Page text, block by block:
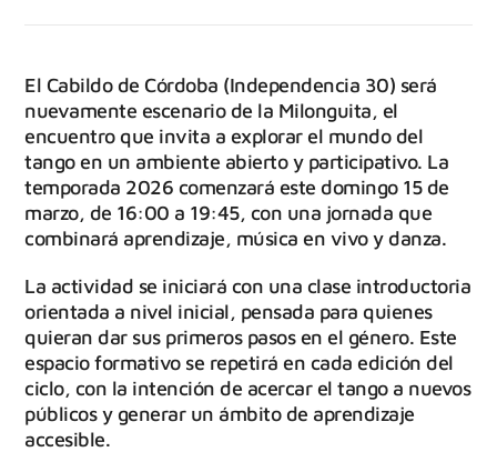
El Cabildo de Córdoba (Independencia 30) será
nuevamente escenario de la Milonguita, el
encuentro que invita a explorar el mundo del
tango en un ambiente abierto y participativo. La
temporada 2026 comenzará este domingo 15 de
marzo, de 16:00 a 19:45, con una jornada que
combinará aprendizaje, música en vivo y danza.
La actividad se iniciará con una clase introductoria
orientada a nivel inicial, pensada para quienes
quieran dar sus primeros pasos en el género. Este
espacio formativo se repetirá en cada edición del
ciclo, con la intención de acercar el tango a nuevos
públicos y generar un ámbito de aprendizaje
accesible.